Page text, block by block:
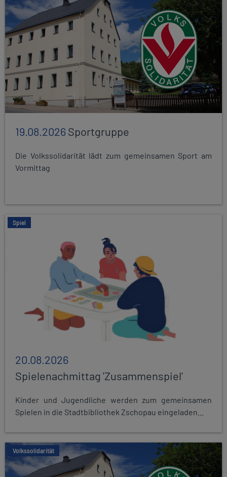
19.08.2026Sportgruppe
Die Volkssolidarität lädt zum gemeinsamen Sport am
Vormittag
Spiel
20.08.2026
Spielenachmittag 'Zusammenspiel'
Kinder und Jugendliche werden zum gemeinsamen
Spielen in die Stadtbibliothek Zschopau eingeladen...
Volkssolidarität